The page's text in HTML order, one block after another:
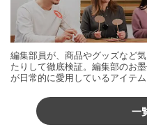
編集部員が、商品やグッズなど
たりして徹底検証。編集部のお
が日常的に愛用しているアイテム
一